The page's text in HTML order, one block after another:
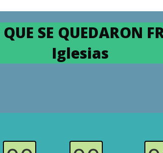
SE QUEDARON
Iglesias